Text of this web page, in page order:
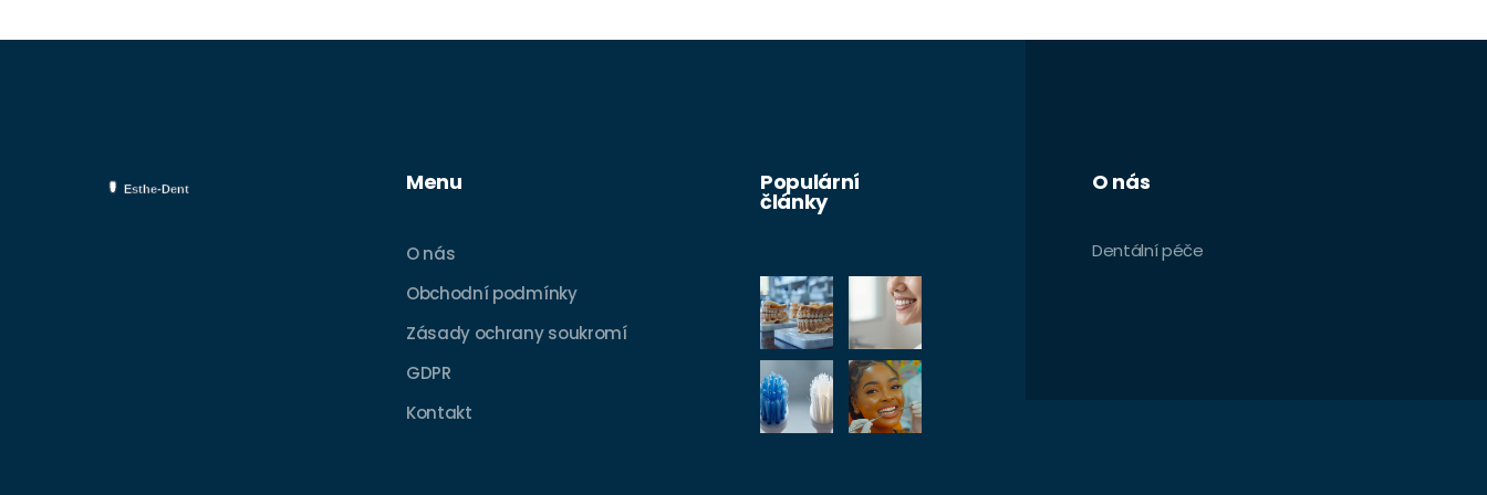
Menu
O nás
Obchodní podmínky
Zásady ochrany soukromí
GDPR
Kontakt
Populární
články
O nás
Dentální péče